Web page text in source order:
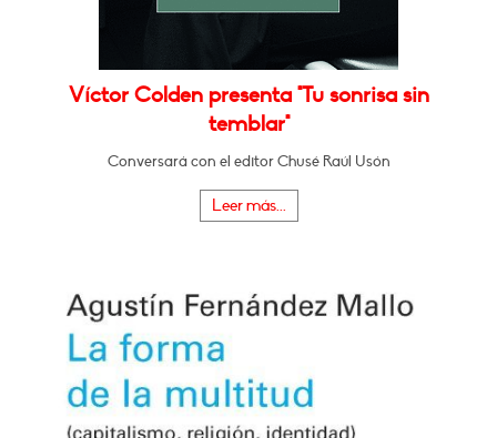
Víctor Colden presenta "Tu sonrisa sin
temblar"
Conversará con el editor Chusé Raúl Usón
Leer más...